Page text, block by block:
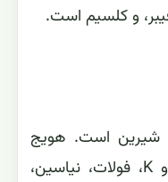
شیرین است. هویج
مملو از ویتامین های A، B۶، و K، فولات، نیاسین،